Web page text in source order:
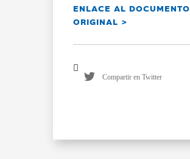
ENLACE AL DOCUMENTO
ORIGINAL >
Compartir en Twitter